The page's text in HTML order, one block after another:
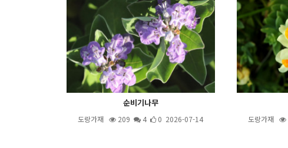
순비기나무
도랑가재 209 4 0 2026-07-14 도랑가재